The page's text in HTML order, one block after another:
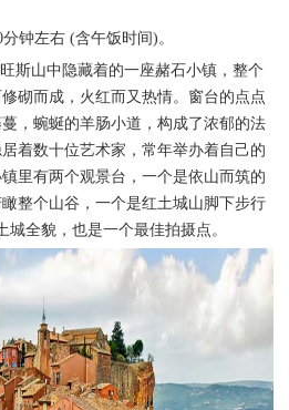
分钟左右 (含午饭时间)。
斯山中隐藏着的一座赭石小镇，整个
砌而成，火红而又热情。窗台的点点
，蜿蜒的羊肠小道，构成了浓郁的法
着数十位艺术家，常年举办着自己的
里有两个观景台，一个是依山而筑的
整个山谷，一个是红土城山脚下步行
城全貌，也是一个最佳拍摄点。